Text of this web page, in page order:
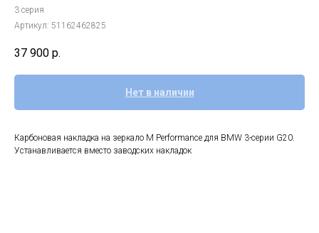
3 серия
Артикул: 51162462825
37 900 р.
Нет в наличии
Карбоновая накладка на зеркало M Performance для BMW 3-серии G20.
Устанавливается вместо заводских накладок